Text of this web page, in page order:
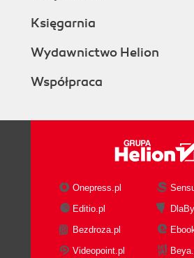
Księgarnia
Wydawnictwo Helion
Współpraca
Onepress.pl
Editio.pl
Bezdroza.pl
Videopoint.pl